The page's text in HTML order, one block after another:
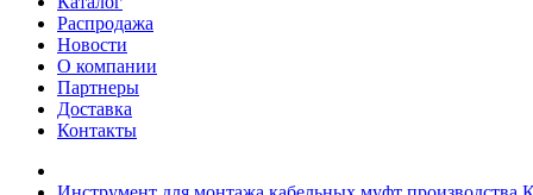
Распродажа
Новости
О компании
Партнеры
Доставка
Контакты